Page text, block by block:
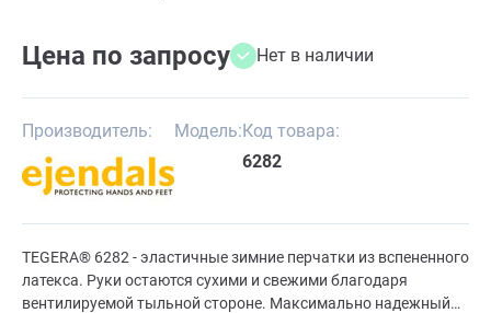
Цена по запросу Нет в наличии
Производитель: Модель:Код товара:
6282
TEGERA® 6282 - эластичные зимние перчатки из вспененного
латекса. Руки остаются сухими и свежими благодаря
вентилируемой тыльной стороне. Максимально надежный